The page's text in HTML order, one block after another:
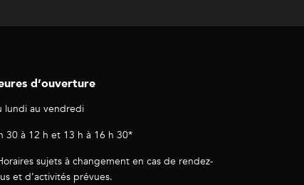
d’ouverture
lundi au vendredi
30 à 12 h et 13 h à 16 h 30*
sujets à changement en cas de rendez-
et d’activités prévues.